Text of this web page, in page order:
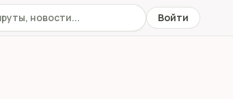
Войти